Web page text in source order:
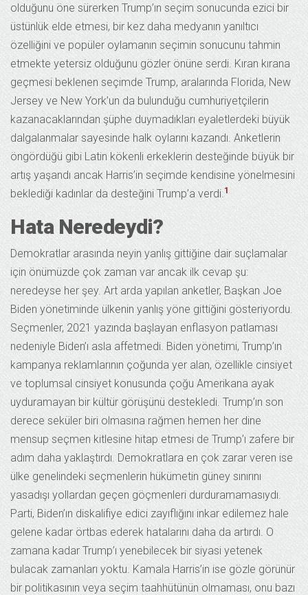
olduğunu öne sürerken Trump’ın seçim sonucunda ezici bir
üstünlük elde etmesi, bir kez daha medyanın yanıltıcı
özelliğini ve popüler oylamanın seçimin sonucunu tahmin
etmekte yetersiz olduğunu gözler önüne serdi. Kıran kırana
geçmesi beklenen seçimde Trump, aralarında Florida, New
Jersey ve New York’un da bulunduğu cumhuriyetçilerin
kazanacaklarından şüphe duymadıkları eyaletlerdeki büyük
dalgalanmalar sayesinde halk oylarını kazandı. Anketlerin
öngördüğü gibi Latin kökenli erkeklerin desteğinde büyük bir
artış yaşandı ancak Harris’in seçimde kendisine yönelmesini
beklediği kadınlar da desteğini Trump’a verdi.1
Hata Neredeydi?
Demokratlar arasında neyin yanlış gittiğine dair suçlamalar
için önümüzde çok zaman var ancak ilk cevap şu:
neredeyse her şey. Art arda yapılan anketler, Başkan Joe
Biden yönetiminde ülkenin yanlış yöne gittiğini gösteriyordu.
Seçmenler, 2021 yazında başlayan enflasyon patlaması
nedeniyle Biden’ı asla affetmedi. Biden yönetimi, Trump’ın
kampanya reklamlarının çoğunda yer alan, özellikle cinsiyet
ve toplumsal cinsiyet konusunda çoğu Amerikana ayak
uyduramayan bir kültür görüşünü destekledi. Trump’ın son
derece seküler biri olmasına rağmen hemen her dine
mensup seçmen kitlesine hitap etmesi de Trump’ı zafere bir
adım daha yaklaştırdı. Demokratlara en çok zarar veren ise
ülke genelindeki seçmenlerin hükümetin güney sınırını
yasadışı yollardan geçen göçmenleri durduramamasıydı.
Parti, Biden’ın diskalifiye edici zayıflığını inkar edilemez hale
gelene kadar örtbas ederek hatalarını daha da artırdı. O
zamana kadar Trump’ı yenebilecek bir siyasi yetenek
bulacak zamanları yoktu. Kamala Harris’in ise gözle görünür
bir politikasının veya seçim taahhütünün olmaması, onu bazı